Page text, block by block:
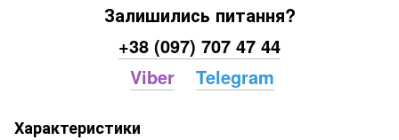
Залишились питання?
+38 (097) 707 47 44
Viber
Telegram
Характеристики